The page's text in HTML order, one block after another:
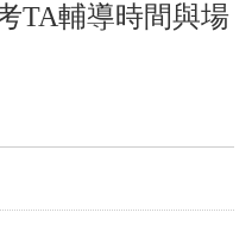
TA輔導時間與場